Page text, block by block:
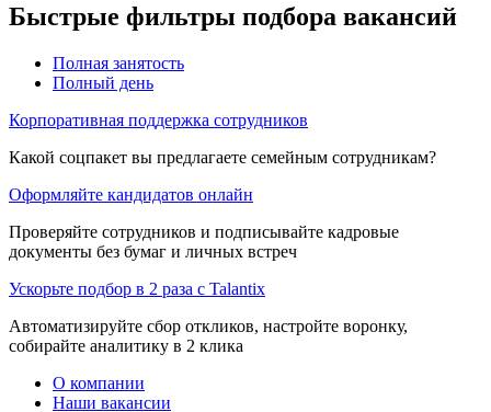
Быстрые фильтры подбора вакансий
Полная занятость
Полный день
Корпоративная поддержка сотрудников
Какой соцпакет вы предлагаете семейным сотрудникам?
Оформляйте кандидатов онлайн
Проверяйте сотрудников и подписывайте кадровые
документы без бумаг и личных встреч
Ускорьте подбор в 2 раза с Talantix
Автоматизируйте сбор откликов, настройте воронку,
собирайте аналитику в 2 клика
О компании
Наши вакансии